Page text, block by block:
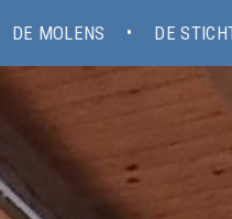
DE MOLENS DE